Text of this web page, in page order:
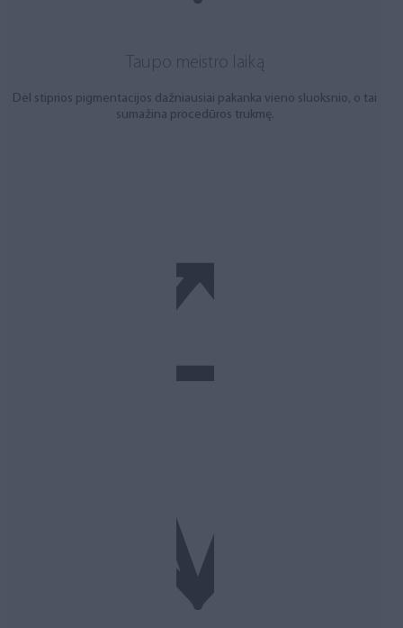
Taupo meistro laiką
Dėl stiprios pigmentacijos dažniausiai pakanka vieno sluoksnio, o tai
sumažina procedūros trukmę.